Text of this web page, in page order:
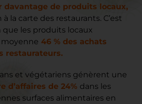
davantage de produits locaux,
la carte des restaurants. C’est
que les produits locaux
46 % des achats
restaurateurs.
et végétariens génèrent une
d’affaires de 24% dans les
surfaces alimentaires en